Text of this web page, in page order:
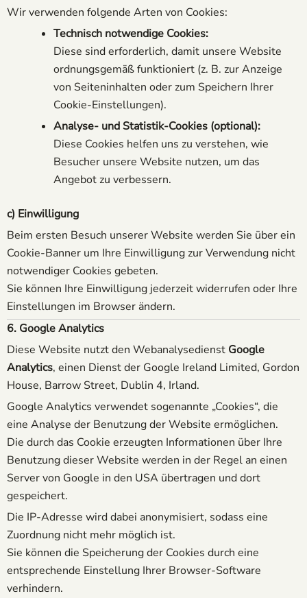
Wir verwenden folgende Arten von Cookies:
Technisch notwendige Cookies:
Diese sind erforderlich, damit unsere Website
ordnungsgemäß funktioniert (z. B. zur Anzeige
von Seiteninhalten oder zum Speichern Ihrer
Cookie-Einstellungen).
Analyse- und Statistik-Cookies (optional):
Diese Cookies helfen uns zu verstehen, wie
Besucher unsere Website nutzen, um das
Angebot zu verbessern.
c) Einwilligung
Beim ersten Besuch unserer Website werden Sie über ein
Cookie-Banner um Ihre Einwilligung zur Verwendung nicht
notwendiger Cookies gebeten.
Sie können Ihre Einwilligung jederzeit widerrufen oder Ihre
Einstellungen im Browser ändern.
6. Google Analytics
Diese Website nutzt den Webanalysedienst Google
Analytics, einen Dienst der Google Ireland Limited, Gordon
House, Barrow Street, Dublin 4, Irland.
Google Analytics verwendet sogenannte „Cookies“, die
eine Analyse der Benutzung der Website ermöglichen.
Die durch das Cookie erzeugten Informationen über Ihre
Benutzung dieser Website werden in der Regel an einen
Server von Google in den USA übertragen und dort
gespeichert.
Die IP-Adresse wird dabei anonymisiert, sodass eine
Zuordnung nicht mehr möglich ist.
Sie können die Speicherung der Cookies durch eine
entsprechende Einstellung Ihrer Browser-Software
verhindern.